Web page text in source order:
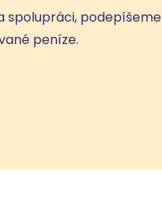
spolupráci, podepíšeme
peníze.